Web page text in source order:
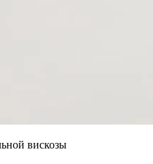
вискозы